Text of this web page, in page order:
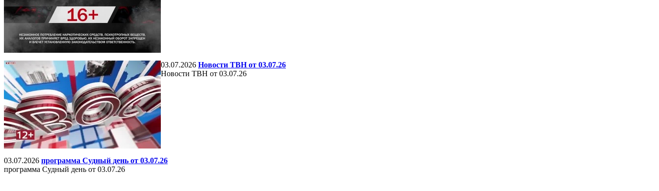
03.07.2026 Новости ТВН от 03.07.26
Новости ТВН от 03.07.26
03.07.2026 программа Судный день от 03.07.26
программа Судный день от 03.07.26